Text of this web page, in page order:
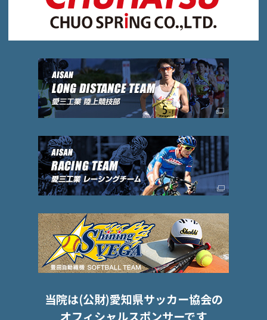
当院は(公財)愛知県サッカー協会の
オフィシャルスポンサーです